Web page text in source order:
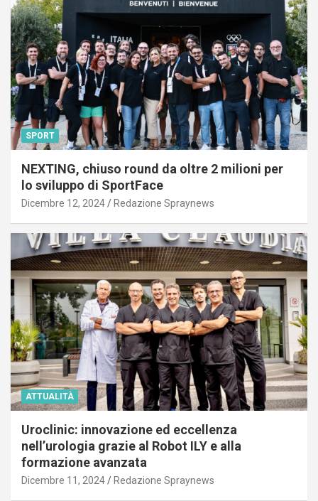
SPORT
NEXTING, chiuso round da oltre 2 milioni per
lo sviluppo di SportFace
Dicembre 12, 2024 Redazione Spraynews
ATTUALITÀ
Uroclinic: innovazione ed eccellenza
nell’urologia grazie al Robot ILY e alla
formazione avanzata
Dicembre 11, 2024 Redazione Spraynews